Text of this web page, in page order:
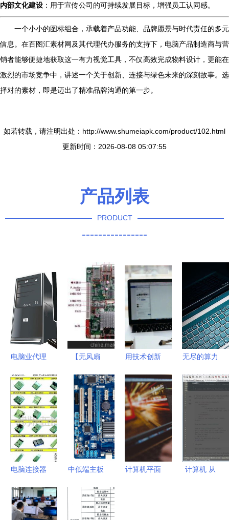
内部文化建设 ：用于宣传公司的可持续发展目标，增强员工认同感。
一个小小的图标组合，承载着产品功能、品牌愿景与时代责任的多元
信息。在百图汇素材网及其代理代办服务的支持下，电脑产品制造商与营
销者能够便捷地获取这一有力视觉工具，不仅高效完成物料设计，更能在
激烈的市场竞争中，讲述一个关于创新、连接与绿色未来的深刻故事。选
择对的素材，即是迈出了精准品牌沟通的第一步。
如若转载，请注明出处：http://www.shumeiapk.com/product/102.html
更新时间：2026-08-08 05:07:55
产品列表
PRODUCT
----------------
电脑业代理
现商业价值
提升？这不
仅是一项服
务，也是一
种增益型生
态！
【无风扇
D525 双核
工控主板
一体机主板
(JF-
J525AM(图)】
价格,厂家,
电脑产品,
深圳市九丰
用技术创新
UCL计算机
科学硕士的
使命与路径
无尽的算力
碾压人类算
术能力于亿
电脑连接器
连接你的数
字未来 ✦多
中低端主板
2025年性
价比之王推
计算机平面
计算机 从